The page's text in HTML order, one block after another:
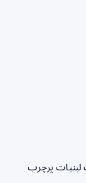
پرچرب